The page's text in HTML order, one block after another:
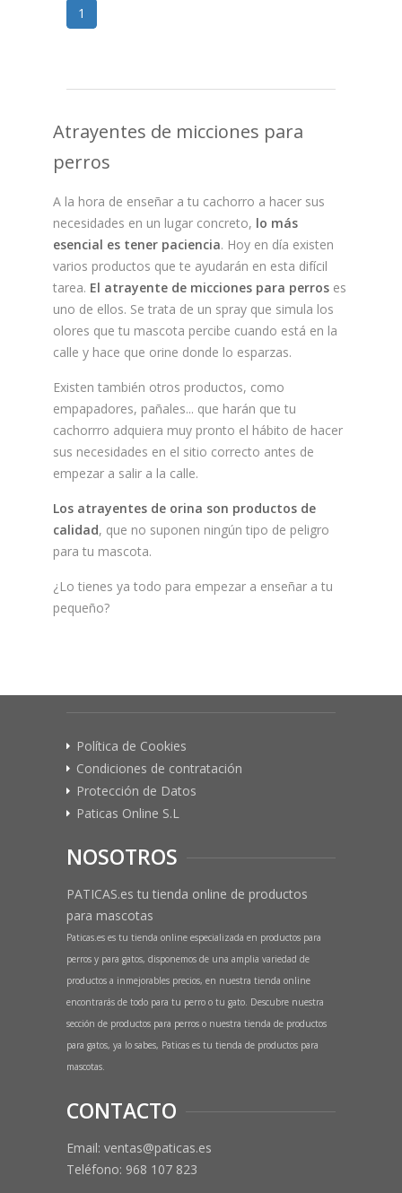
1
Atrayentes de micciones para
perros
A la hora de enseñar a tu cachorro a hacer sus
necesidades en un lugar concreto, lo más
esencial es tener paciencia. Hoy en día existen
varios productos que te ayudarán en esta difícil
tarea. El atrayente de micciones para perros es
uno de ellos. Se trata de un spray que simula los
olores que tu mascota percibe cuando está en la
calle y hace que orine donde lo esparzas.
Existen también otros productos, como
empapadores, pañales... que harán que tu
cachorrro adquiera muy pronto el hábito de hacer
sus necesidades en el sitio correcto antes de
empezar a salir a la calle.
Los atrayentes de orina son productos de
calidad, que no suponen ningún tipo de peligro
para tu mascota.
¿Lo tienes ya todo para empezar a enseñar a tu
pequeño?
Política de Cookies
Condiciones de contratación
Protección de Datos
Paticas Online S.L
NOSOTROS
PATICAS.es tu tienda online de productos
para mascotas
Paticas.es es tu tienda online especializada en productos para
perros y para gatos, disponemos de una amplia variedad de
productos a inmejorables precios, en nuestra tienda online
encontrarás de todo para tu perro o tu gato. Descubre nuestra
sección de productos para perros o nuestra tienda de productos
para gatos, ya lo sabes, Paticas es tu tienda de productos para
mascotas.
CONTACTO
Email: ventas@paticas.es
Teléfono: 968 107 823